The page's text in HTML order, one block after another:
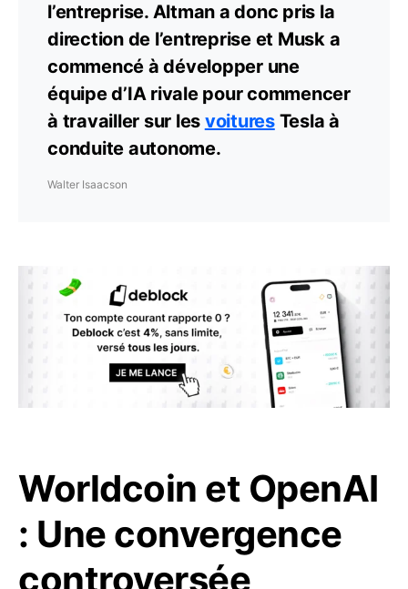
l’entreprise. Altman a donc pris la
direction de l’entreprise et Musk a
commencé à développer une
équipe d’IA rivale pour commencer
à travailler sur les voituresTesla à
conduite autonome.
Walter Isaacson
Worldcoin et OpenAI
: Une convergence
controversée